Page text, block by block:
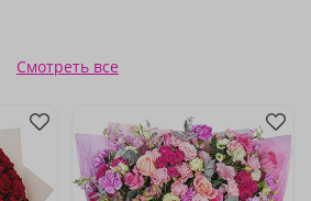
Смотреть все